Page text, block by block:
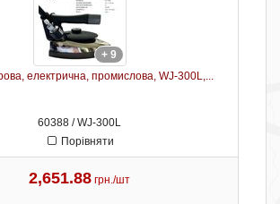
+ 9
електрична, промислова, WJ-300L,...
60388 / WJ-300L
Порівняти
2,651.88 грн./шт